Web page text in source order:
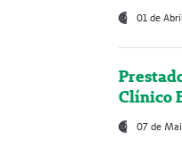
01 de
Clínico
07 de